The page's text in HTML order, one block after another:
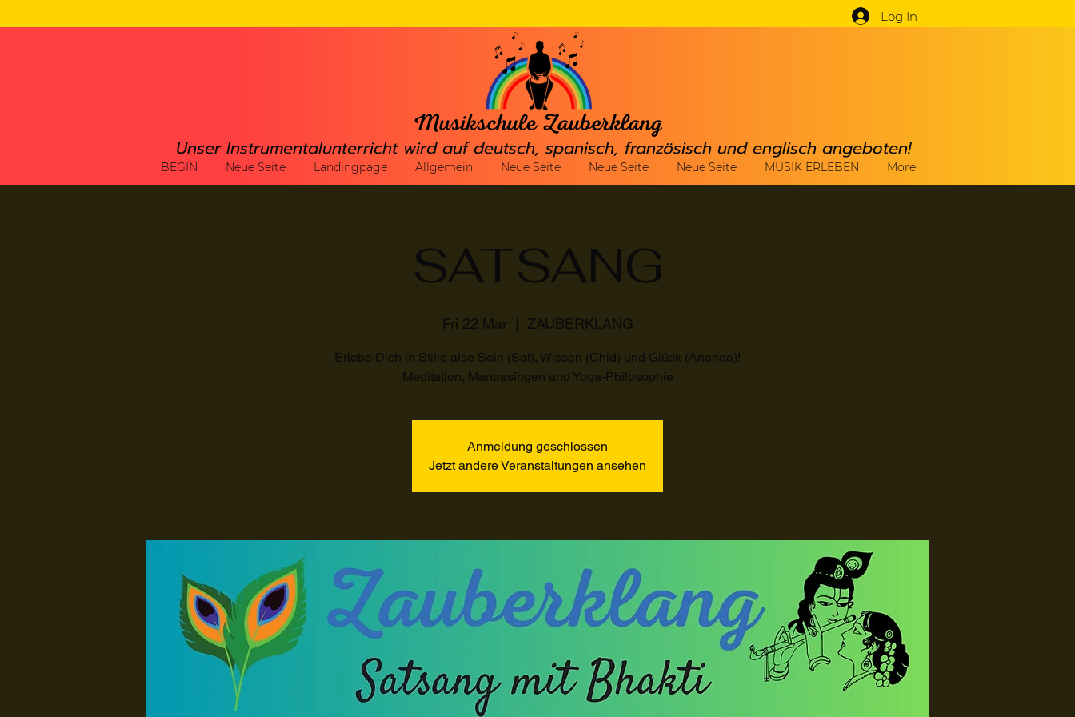
Log In
Unser Instrumentalunterricht wird auf deutsch, spanisch, französisch und englisch angeboten!
BEGIN Neue Seite Landingpage Allgemein Neue Seite Neue Seite Neue Seite MUSIK ERLEBEN More
SATSANG
Fri 22 Mar
  |
ZAUBERKLANG
Erlebe Dich in Stille also Sein (Sat), Wissen (Chid) und Glück (Ananda)!
Meditation, Mantrasingen und Yoga-Philosophie
Anmeldung geschlossen
Jetzt andere Veranstaltungen ansehen